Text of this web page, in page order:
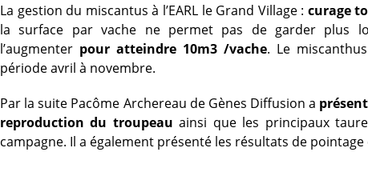
La gestion du miscantus à l’EARL le Grand Village : curage
la surface par vache ne permet pas de garder plus
l’augmenter pour atteindre 10m3 /vache. Le
période avril à novembre.
Par la suite Pacôme Archereau de Gènes Diffusion a
reproduction du troupeau ainsi que les principaux
campagne. Il a également présenté les résultats de pointage